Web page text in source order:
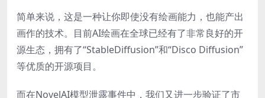
简单来说，这是一种让你即使没有绘画能力，也能产出
画作的技术。目前AI绘画在全球已经有了非常良好的开
源生态，拥有了“StableDiffusion”和“Disco Diffusion”
等优质的开源项目。
而在NovelAI模型泄露事件中，我们又进一步验证了市